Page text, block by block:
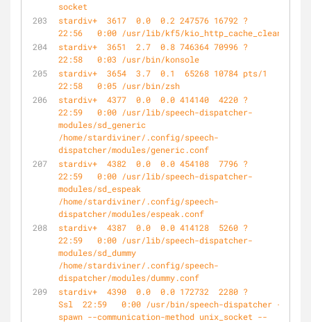
socket
stardiv+  3617  0.0  0.2 247576 16792 ?        Sl
22:56   0:00 /usr/lib/kf5/kio_http_cache_cleaner
stardiv+  3651  2.7  0.8 746364 70996 ?        Sl
22:58   0:03 /usr/bin/konsole
stardiv+  3654  3.7  0.1  65268 10784 pts/1    Ss
22:58   0:05 /usr/bin/zsh
stardiv+  4377  0.0  0.0 414140  4220 ?        Sl
22:59   0:00 /usr/lib/speech-dispatcher-
modules/sd_generic
/home/stardiviner/.config/speech-
dispatcher/modules/generic.conf
stardiv+  4382  0.0  0.0 454108  7796 ?        Sl
22:59   0:00 /usr/lib/speech-dispatcher-
modules/sd_espeak
/home/stardiviner/.config/speech-
dispatcher/modules/espeak.conf
stardiv+  4387  0.0  0.0 414128  5260 ?        Sl
22:59   0:00 /usr/lib/speech-dispatcher-
modules/sd_dummy
/home/stardiviner/.config/speech-
dispatcher/modules/dummy.conf
stardiv+  4390  0.0  0.0 172732  2280 ?
Ssl  22:59   0:00 /usr/bin/speech-dispatcher --
spawn --communication-method unix_socket --